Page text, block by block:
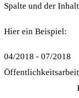
Spalte und der
Hier ein Beispiel:
04/2018 - 07/2018
Betreuung